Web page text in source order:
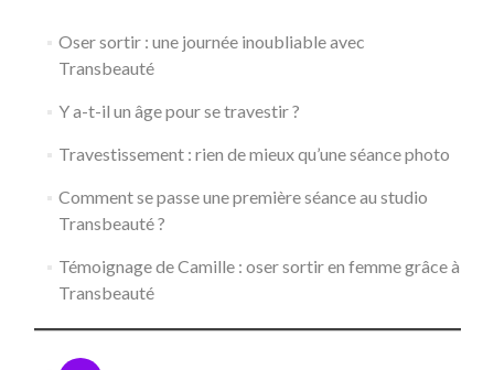
Oser sortir : une journée inoubliable avec
Transbeauté
Y a-t-il un âge pour se travestir ?
Travestissement : rien de mieux qu’une séance photo
Comment se passe une première séance au studio
Transbeauté ?
Témoignage de Camille : oser sortir en femme grâce à
Transbeauté